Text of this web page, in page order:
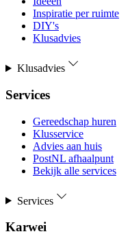
Inspiratie per ruimte
DIY's
Klusadvies
Klusadvies
Services
Gereedschap huren
Klusservice
Advies aan huis
PostNL afhaalpunt
Bekijk alle services
Services
Karwei